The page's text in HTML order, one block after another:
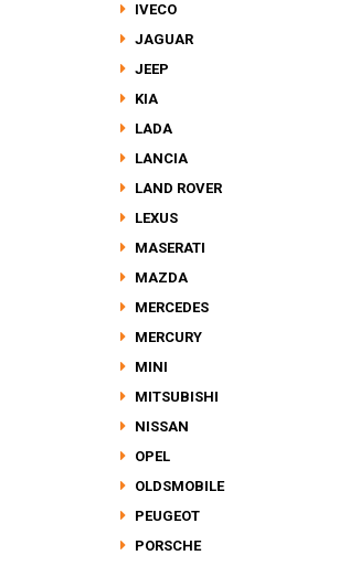
IVECO
JAGUAR
JEEP
KIA
LADA
LANCIA
LAND ROVER
LEXUS
MASERATI
MAZDA
MERCEDES
MERCURY
MINI
MITSUBISHI
NISSAN
OPEL
OLDSMOBILE
PEUGEOT
PORSCHE